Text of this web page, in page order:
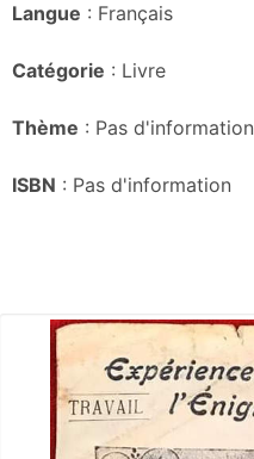
Langue : Français
Catégorie : Livre
Thème : Pas d'information
ISBN : Pas d'information